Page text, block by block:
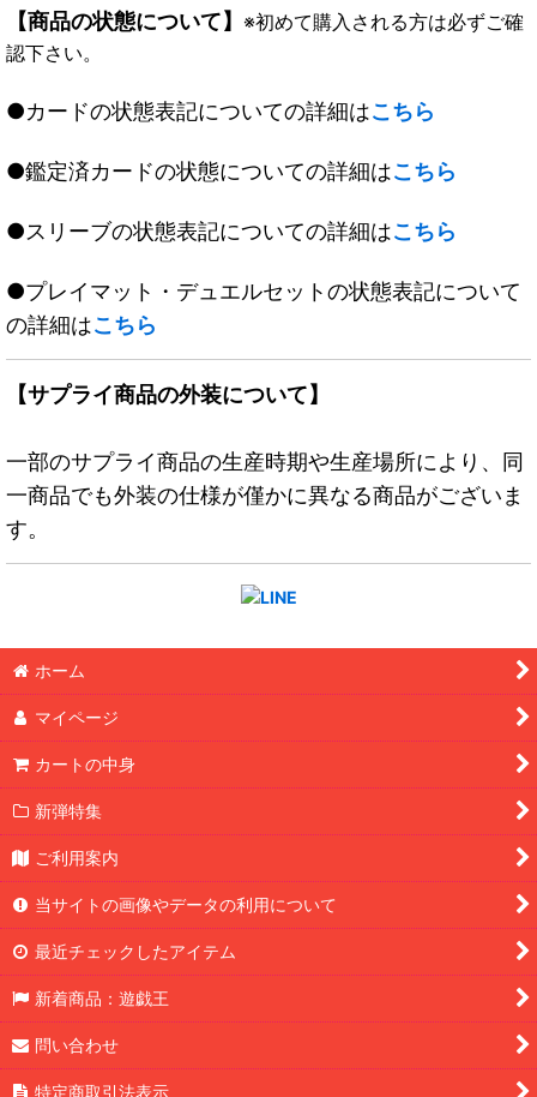
【商品の状態について】 ※初めて購入される方は必ずご確
認下さい。
●カードの状態表記についての詳細はこちら
●鑑定済カードの状態についての詳細はこちら
●スリーブの状態表記についての詳細はこちら
●プレイマット・デュエルセットの状態表記について
の詳細はこちら
【サプライ商品の外装について】
一部のサプライ商品の生産時期や生産場所により、同
一商品でも外装の仕様が僅かに異なる商品がございま
す。
ホーム
マイページ
カートの中身
新弾特集
ご利用案内
当サイトの画像やデータの利用について
最近チェックしたアイテム
新着商品：遊戯王
問い合わせ
特定商取引法表示